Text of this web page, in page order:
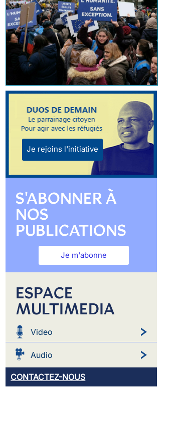
Je rejoins l'initiative
S'ABONNER À
NOS
PUBLICATIONS
Je m'abonne
ESPACE
MULTIMEDIA
Video
Audio
CONTACTEZ-NOUS